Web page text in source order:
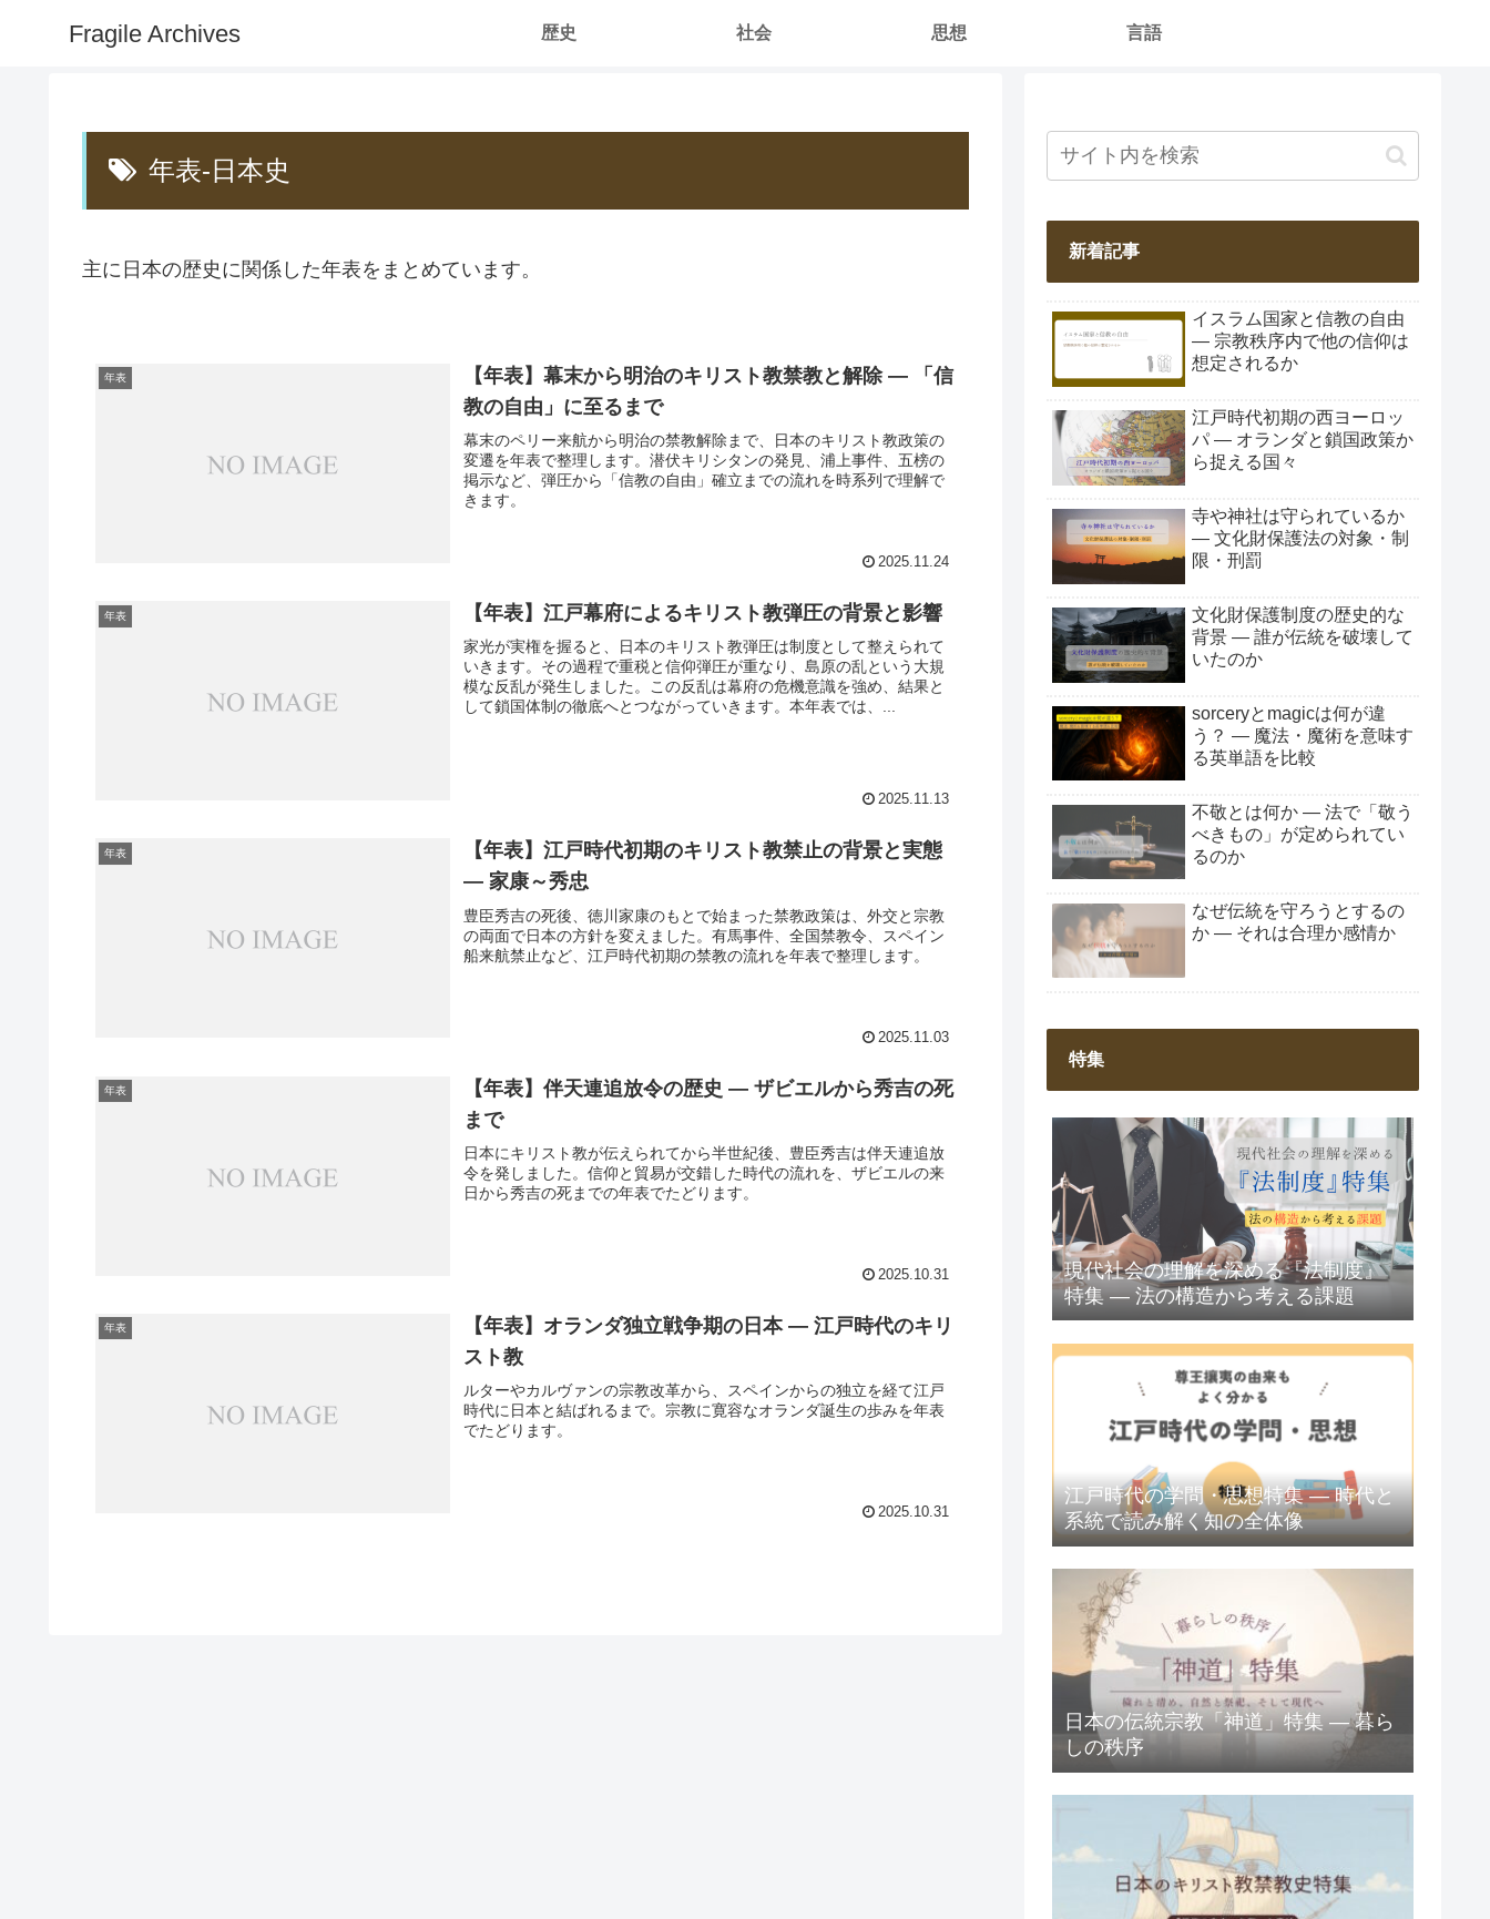
Fragile Archives 歴史 社会 思想 言語
年表-日本史
主に日本の歴史に関係した年表をまとめています。
年表
【年表】幕末から明治のキリスト教禁教と解除 ― 「信
教の自由」に至るまで
幕末のペリー来航から明治の禁教解除まで、日本のキリスト教政策の
変遷を年表で整理します。潜伏キリシタンの発見、浦上事件、五榜の
掲示など、弾圧から「信教の自由」確立までの流れを時系列で理解で
きます。
2025.11.24
年表 【年表】江戸幕府によるキリスト教弾圧の背景と影響
家光が実権を握ると、日本のキリスト教弾圧は制度として整えられて
いきます。その過程で重税と信仰弾圧が重なり、島原の乱という大規
模な反乱が発生しました。この反乱は幕府の危機意識を強め、結果と
して鎖国体制の徹底へとつながっていきます。本年表では、...
2025.11.13
年表
【年表】江戸時代初期のキリスト教禁止の背景と実態
― 家康～秀忠
豊臣秀吉の死後、徳川家康のもとで始まった禁教政策は、外交と宗教
の両面で日本の方針を変えました。有馬事件、全国禁教令、スペイン
船来航禁止など、江戸時代初期の禁教の流れを年表で整理します。
2025.11.03
年表
【年表】伴天連追放令の歴史 ― ザビエルから秀吉の死
まで
日本にキリスト教が伝えられてから半世紀後、豊臣秀吉は伴天連追放
令を発しました。信仰と貿易が交錯した時代の流れを、ザビエルの来
日から秀吉の死までの年表でたどります。
2025.10.31
年表
【年表】オランダ独立戦争期の日本 ― 江戸時代のキリ
スト教
ルターやカルヴァンの宗教改革から、スペインからの独立を経て江戸
時代に日本と結ばれるまで。宗教に寛容なオランダ誕生の歩みを年表
でたどります。
2025.10.31
新着記事
イスラム国家と信教の自由
― 宗教秩序内で他の信仰は
想定されるか
江戸時代初期の西ヨーロッ
パ ― オランダと鎖国政策か
ら捉える国々
寺や神社は守られているか
― 文化財保護法の対象・制
限・刑罰
文化財保護制度の歴史的な
背景 ― 誰が伝統を破壊して
いたのか
sorceryとmagicは何が違
う？ ― 魔法・魔術を意味す
る英単語を比較
不敬とは何か ― 法で「敬う
べきもの」が定められてい
るのか
なぜ伝統を守ろうとするの
か ― それは合理か感情か
特集
現代社会の理解を深める『法制度』
特集 ― 法の構造から考える課題
江戸時代の学問・思想特集 ― 時代と
系統で読み解く知の全体像
日本の伝統宗教「神道」特集 ― 暮ら
しの秩序